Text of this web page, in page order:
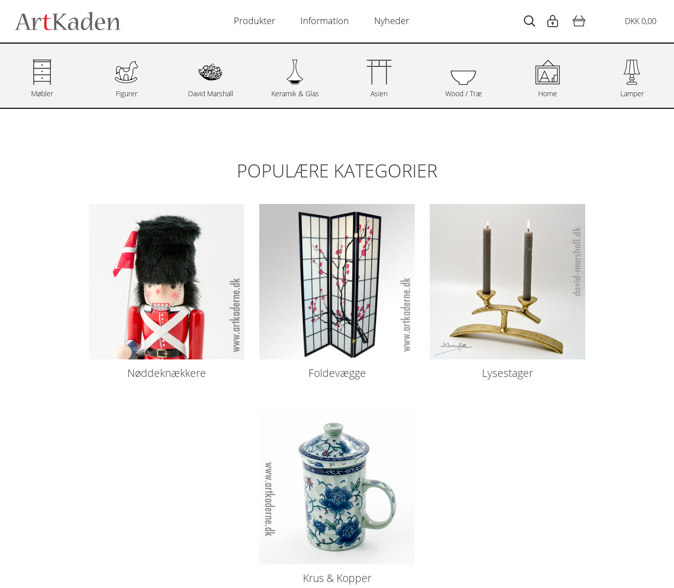
Produkter Information Nyheder DKK 0,00
Møbler Figurer David Marshall Keramik & Glas Asien Wood / Træ Home Lamper
POPULÆRE KATEGORIER
Nøddeknækkere Foldevægge Lysestager
Krus & Kopper